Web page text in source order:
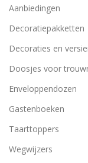
Aanbiedingen
Decoratiepakketten
Decoraties en
Doosjes voor
Enveloppendozen
Gastenboeken
Taarttoppers
Wegwijzers